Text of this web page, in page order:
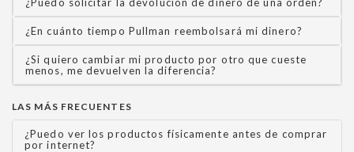
¿En cuánto tiempo Pullman reembolsará mi dinero?
¿Si quiero cambiar mi producto por otro que cueste
menos, me devuelven la diferencia?
LAS MÁS FRECUENTES
¿Puedo ver los productos físicamente antes de comprar
por internet?